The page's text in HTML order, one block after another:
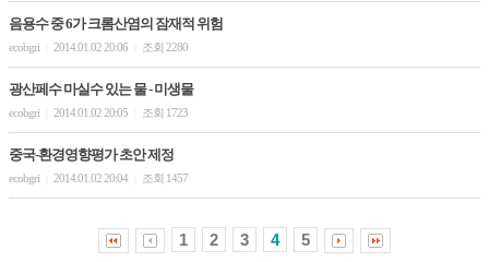
음용수 중 6가 크롬산염의 잠재적 위험
ecobgri 2014.01.02 20:06 조회 2280
광산페수 마실수 있는 물 - 미생물
ecobgri 2014.01.02 20:05 조회 1723
중국-환경영향평가 초안 제정
ecobgri 2014.01.02 20:04 조회 1457
1 2 3 4 5